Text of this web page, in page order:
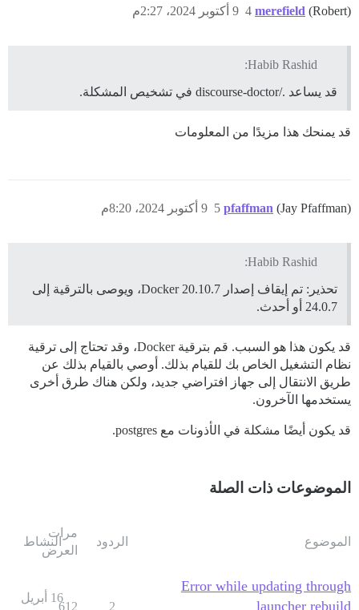
merefield (Robert) 9 أكتوبر 2024، 2:27م 4
Habib Rashid:
قد يساعد ./discourse-doctor في تشخيص المشكلة.
قد يمنحك هذا مزيدًا من المعلومات
pfaffman (Jay Pfaffman) 9 أكتوبر 2024، 8:20م 5
Habib Rashid:
تحذير: تم إيقاف إصدار Docker 20.10.7، ويوصى بالترقية إلى
24.0.7 أو أحدث.
قد يكون هذا هو السبب. قم بترقية Docker، وقد تحتاج إلى ترقية
نظام التشغيل الخاص بك للقيام بذلك. أوصي بالقيام بذلك عن
طريق الانتقال إلى جهاز افتراضي جديد، ولكن هناك طرق أخرى
يستخدمها الآخرون.
قد يكون أيضًا مشكلة في الأذونات مع postgres.
الموضوعات ذات الصلة
الموضوع الردود
مرات
العرض
النشاط
Error while updating through
launcher rebuild
2
612
16 أبريل